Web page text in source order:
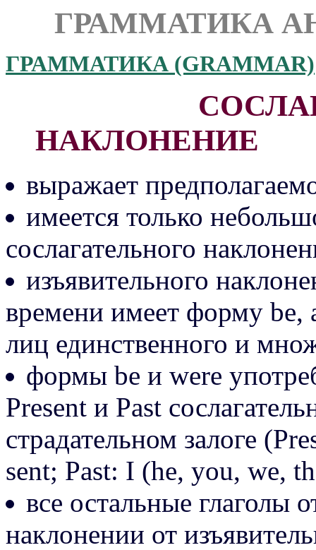
ГРАММАТИКА
ГРАММАТИКА (GRAMMAR)
НАКЛОНЕНИЕ
выражает
имеется только
сослагательного
изъявительного
времени имеет форму be,
лиц единственного и
формы be и were
Present и Past
страдательном залоге
sent; Past: I (he, you, we,
все остальные глаголы
наклонении от